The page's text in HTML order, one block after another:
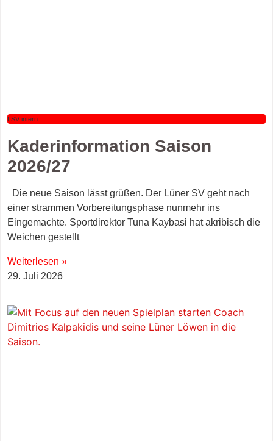
LSV intern
Kaderinformation Saison
2026/27
Die neue Saison lässt grüßen. Der Lüner SV geht nach
einer strammen Vorbereitungsphase nunmehr ins
Eingemachte. Sportdirektor Tuna Kaybasi hat akribisch die
Weichen gestellt
Weiterlesen »
29. Juli 2026